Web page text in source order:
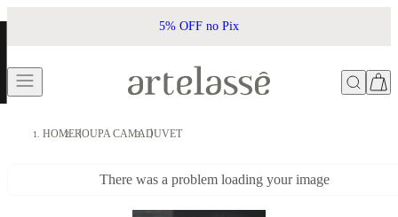
Frete Grátis acima de R$500*
HOMEROUPA CAMADUVET
There was a problem loading your image